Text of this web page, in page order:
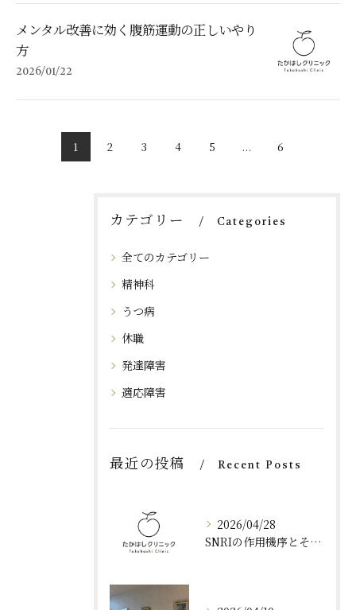
メンタル改善に効く腹筋運動の正しいやり
方
2026/01/22
1 2 3 4 5 ... 6
カテゴリー Categories
全てのカテゴリー
精神科
うつ病
休職
発達障害
適応障害
最近の投稿 Recent Posts
2026/04/28
SNRIの作用機序とその効果